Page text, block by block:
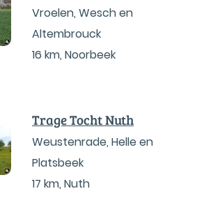
Vroelen, Wesch en
Altembrouck
16 km, Noorbeek
Trage Tocht Nuth
Weustenrade, Helle en
Platsbeek
17 km, Nuth